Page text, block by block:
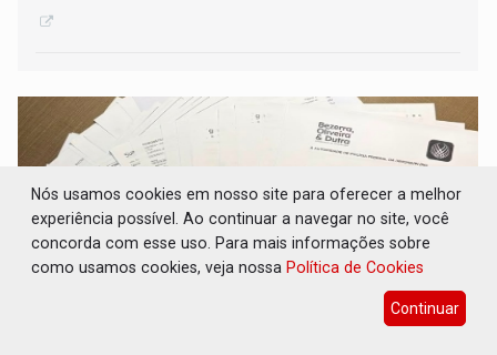
Nós usamos cookies em nosso site para oferecer a melhor
experiência possível. Ao continuar a navegar no site, você
concorda com esse uso. Para mais informações sobre
como usamos cookies, veja nossa Política de Cookies
Continuar